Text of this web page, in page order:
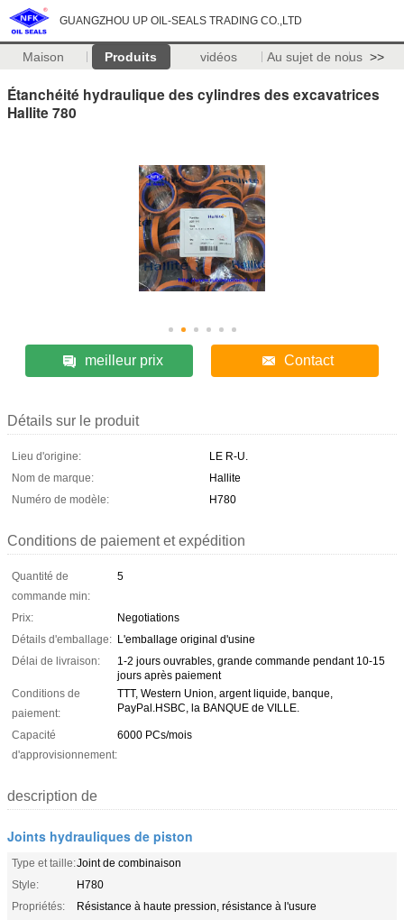
GUANGZHOU UP OIL-SEALS TRADING CO.,LTD
Maison Produits vidéos Au sujet de nous >>
Étanchéité hydraulique des cylindres des excavatrices
Hallite 780
meilleur prix Contact
Détails sur le produit
Lieu d'origine:
LE R-U.
Nom de marque:
Hallite
Numéro de modèle:
H780
Conditions de paiement et expédition
Quantité de
commande min:
5
Prix:
Negotiations
Détails d'emballage: L'emballage original d'usine
Délai de livraison:
1-2 jours ouvrables, grande commande pendant 10-15
jours après paiement
Conditions de
paiement:
TTT, Western Union, argent liquide, banque,
PayPal.HSBC, la BANQUE de VILLE.
Capacité
d'approvisionnement:
6000 PCs/mois
description de
Joints hydrauliques de piston
Type et taille:Joint de combinaison
Style:
H780
Propriétés:
Résistance à haute pression, résistance à l'usure